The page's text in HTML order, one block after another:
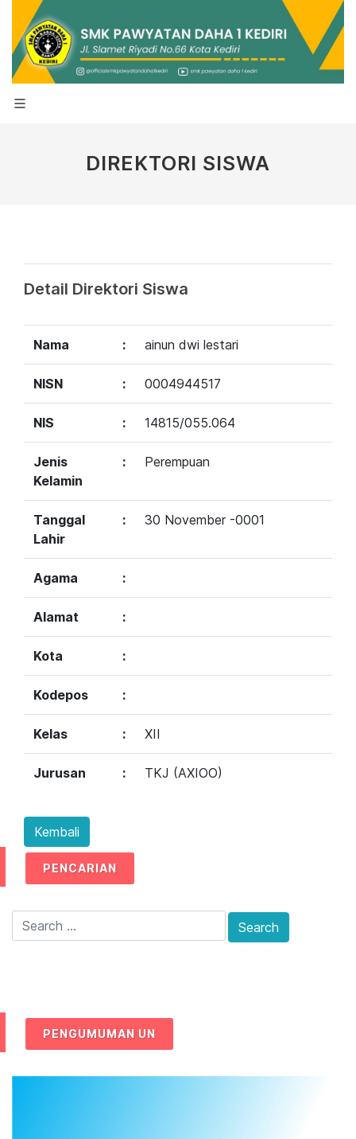
DIREKTORI SISWA
Detail Direktori Siswa
Nama : ainun dwi lestari
NISN : 0004944517
NIS : 14815/055.064
Jenis
Kelamin
: Perempuan
Tanggal
Lahir
: 30 November -0001
Agama :
Alamat :
Kota :
Kodepos :
Kelas : XII
Jurusan : TKJ (AXIOO)
PENCARIAN
PENGUMUMAN UN